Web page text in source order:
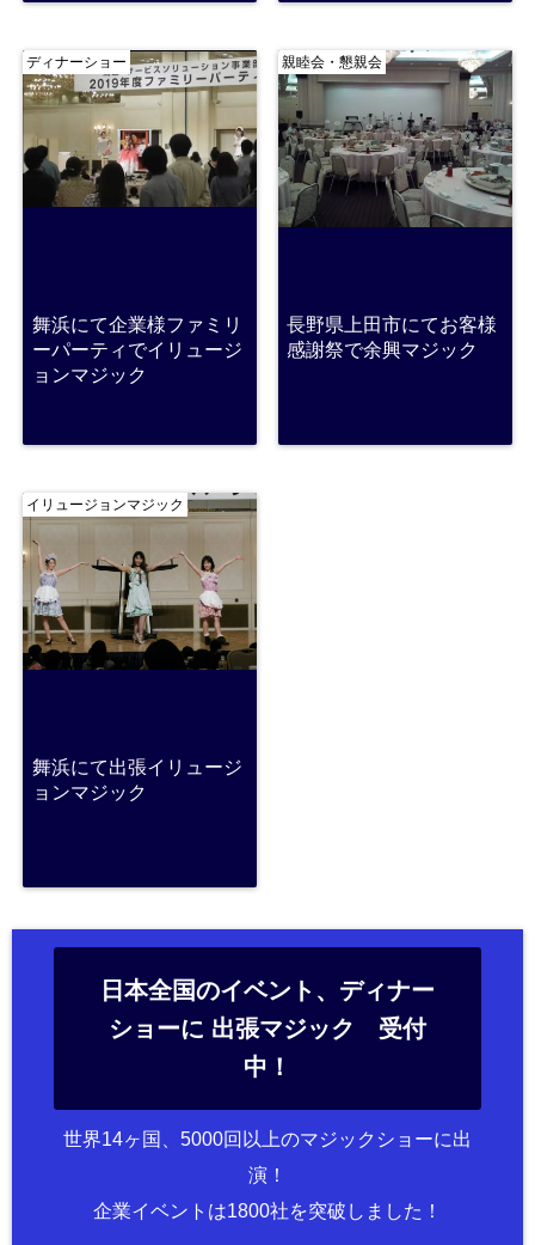
ディナーショー
舞浜にて企業様ファミリ
ーパーティでイリュージ
ョンマジック
親睦会・懇親会
長野県上田市にてお客様
感謝祭で余興マジック
イリュージョンマジック
舞浜にて出張イリュージ
ョンマジック
日本全国のイベント、ディナー
ショーに 出張マジック 受付
中！
世界14ヶ国、5000回以上のマジックショーに出
演！
企業イベントは1800社を突破しました！